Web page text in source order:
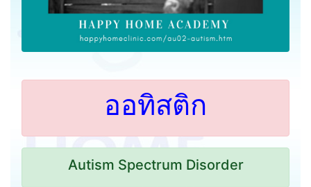
ออทิสติก
Autism Spectrum Disorder